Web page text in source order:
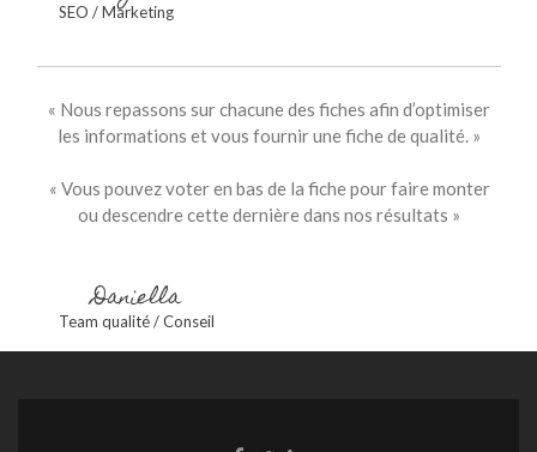
SEO / Marketing
« Nous repassons sur chacune des fiches afin d’optimiser
les informations et vous fournir une fiche de qualité. »
« Vous pouvez voter en bas de la fiche pour faire monter
ou descendre cette dernière dans nos résultats »
Daniella
Team qualité / Conseil